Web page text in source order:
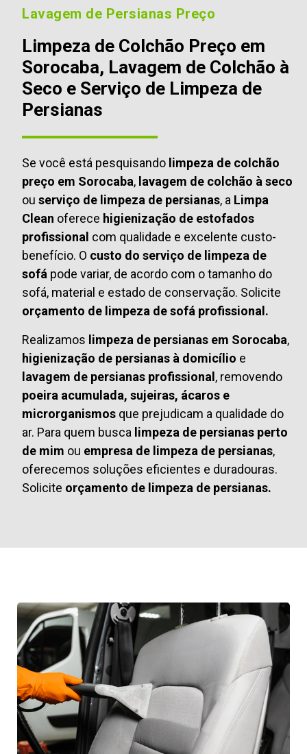
Lavagem de Persianas Preço
Limpeza de Colchão Preço em
Sorocaba, Lavagem de Colchão à
Seco e Serviço de Limpeza de
Persianas
Se você está pesquisando limpeza de colchão
preço em Sorocaba, lavagem de colchão à seco
ou serviço de limpeza de persianas, a Limpa
Clean oferece higienização de estofados
profissional com qualidade e excelente custo-
benefício. O custo do serviço de limpeza de
sofá pode variar, de acordo com o tamanho do
sofá, material e estado de conservação. Solicite
orçamento de limpeza de sofá profissional.
Realizamos limpeza de persianas em Sorocaba,
higienização de persianas à domicílio e
lavagem de persianas profissional, removendo
poeira acumulada, sujeiras, ácaros e
microrganismos que prejudicam a qualidade do
ar. Para quem busca limpeza de persianas perto
de mim ou empresa de limpeza de persianas,
oferecemos soluções eficientes e duradouras.
Solicite orçamento de limpeza de persianas.